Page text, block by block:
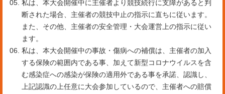
私は、本大会開催中に主催者より競技続行に支障があると判
断された場合、主催者の競技中止の指示に直ちに従います。
また、その他、主催者の安全管理・大会運営上の指示に従い
ます。
私は、本大会開催中の事故・傷病への補償は、主催者の加入
する保険の範囲内である事、加えて新型コロナウイルスを含
む感染症への感染が保険の適用外である事を承諾、認識し、
上記認識の上任意に大会参加しているので、主催者への賠償